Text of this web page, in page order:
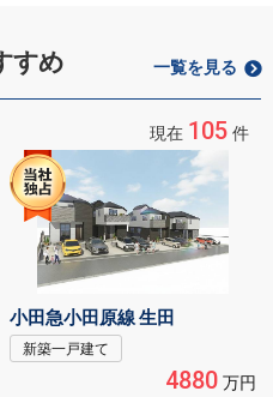
すめ 一覧を見る
現在 105 件
小田急小田原線 生田
新築一戸建て
4880万円